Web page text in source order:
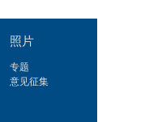
照片
专题
意见征集